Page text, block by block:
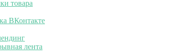
товара
ВКонтакте
лента